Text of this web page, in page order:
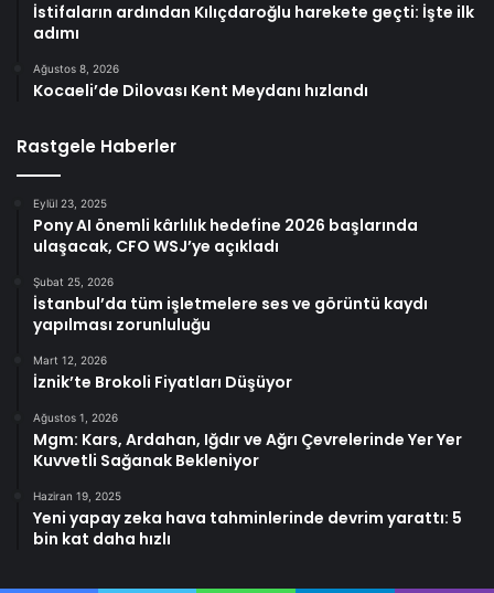
İstifaların ardından Kılıçdaroğlu harekete geçti: İşte ilk
adımı
Ağustos 8, 2026
Kocaeli’de Dilovası Kent Meydanı hızlandı
Rastgele Haberler
Eylül 23, 2025
Pony AI önemli kârlılık hedefine 2026 başlarında
ulaşacak, CFO WSJ’ye açıkladı
Şubat 25, 2026
İstanbul’da tüm işletmelere ses ve görüntü kaydı
yapılması zorunluluğu
Mart 12, 2026
İznik’te Brokoli Fiyatları Düşüyor
Ağustos 1, 2026
Mgm: Kars, Ardahan, Iğdır ve Ağrı Çevrelerinde Yer Yer
Kuvvetli Sağanak Bekleniyor
Haziran 19, 2025
Yeni yapay zeka hava tahminlerinde devrim yarattı: 5
bin kat daha hızlı